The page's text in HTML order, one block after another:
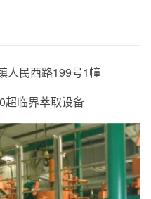
人民西路199号1幢
临界萃取设备